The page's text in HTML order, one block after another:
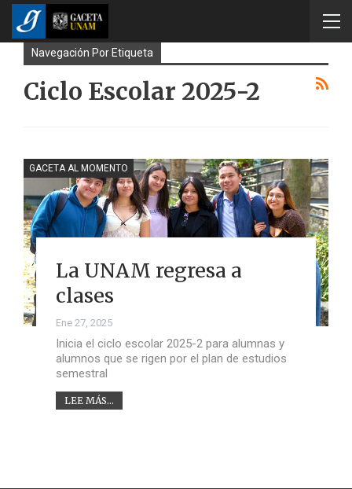
Navegación Por Etiqueta
Ciclo Escolar 2025-2
GACETA AL MOMENTO
La UNAM regresa a
clases
Ene 27, 2025
Inicia el ciclo escolar 2025-2 para alumnas y
alumnos que se rigen por el plan de estudios
semestral
LEE MÁS...